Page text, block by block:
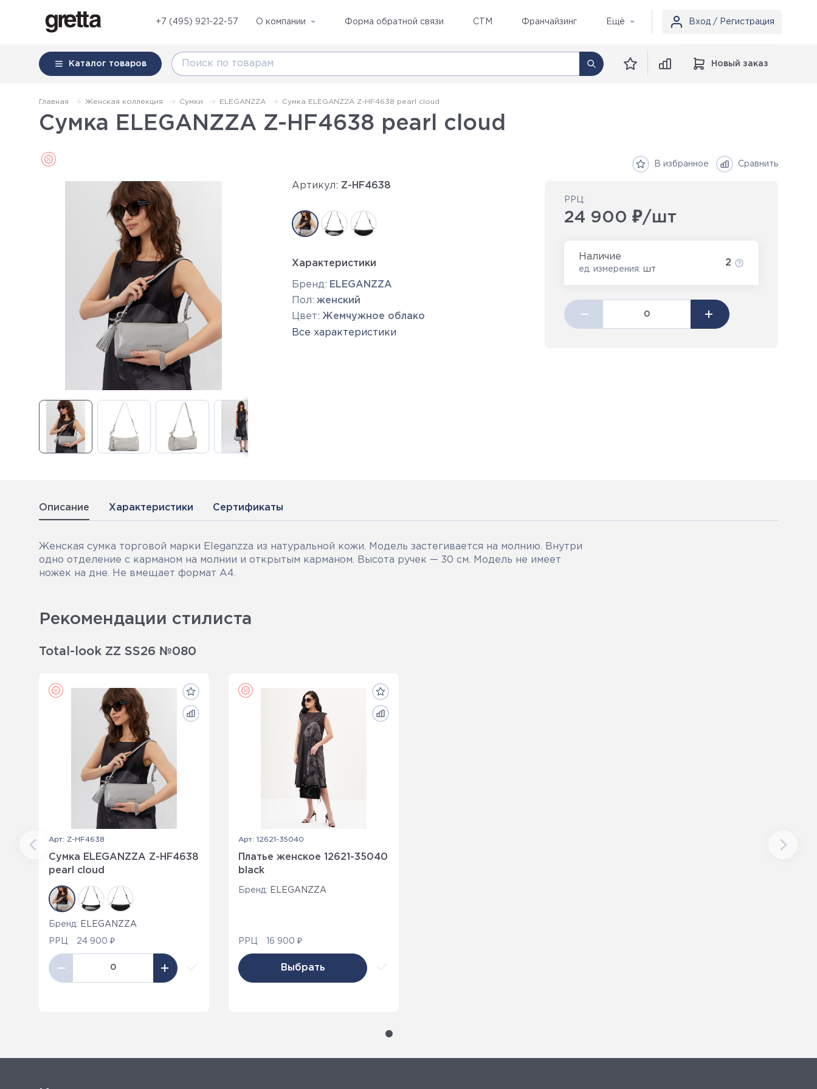
+7 (495) 921-22-57 О компании Форма обратной связи СТМ Франчайзинг Ещё Вход / Регистрация
Каталог товаров Новый заказ
Главная Женская коллекция Сумки ELEGANZZA Сумка ELEGANZZA Z-HF4638 pearl cloud
Сумка ELEGANZZA Z-HF4638 pearl cloud
В избранное Сравнить
Артикул: Z-HF4638
Характеристики
Бренд: ELEGANZZA
Пол: женский
Цвет: Жемчужное облако
Все характеристики
РРЦ:
24 900 ₽/шт
Наличие
ед. измерения: шт
2
Описание Характеристики Сертификаты
Женская сумка торговой марки Eleganzza из натуральной кожи. Модель застегивается на молнию. Внутри
одно отделение с карманом на молнии и открытым карманом. Высота ручек — 30 см. Модель не имеет
ножек на дне. Не вмещает формат А4.
Рекомендации стилиста
Total-look ZZ SS26 №080
Арт: Z-HF4638
Сумка ELEGANZZA Z-HF4638
pearl cloud
Бренд: ELEGANZZA
РРЦ 24 900 ₽
Арт: 12621-35040
Платье женское 12621-35040
black
Бренд: ELEGANZZA
РРЦ 16 900 ₽
Выбрать